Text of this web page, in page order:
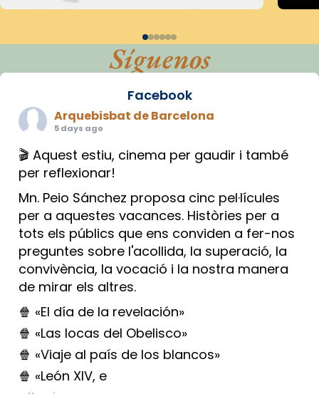
Síguenos
Facebook
Arquebisbat de Barcelona
5 days ago
🎬 Aquest estiu, cinema per gaudir i també
per reflexionar!
Mn. Peio Sánchez proposa cinc pel·lícules
per a aquestes vacances. Històries per a
tots els públics que ens conviden a fer-nos
preguntes sobre l'acollida, la superació, la
convivència, la vocació i la nostra manera
de mirar els altres.
🍿 «El día de la revelación»
🍿 «Las locas del Obelisco»
🍿 «Viaje al país de los blancos»
🍿 «León XIV, e